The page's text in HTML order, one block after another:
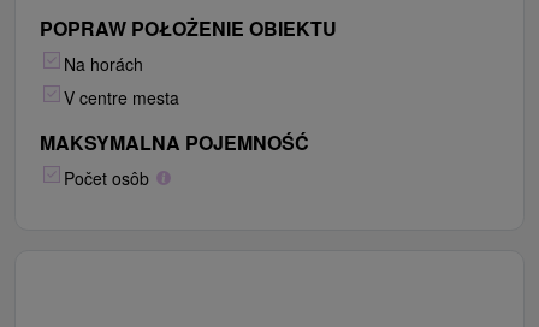
POPRAW POŁOŻENIE OBIEKTU
Na horách
V centre mesta
MAKSYMALNA POJEMNOŚĆ
Počet osôb